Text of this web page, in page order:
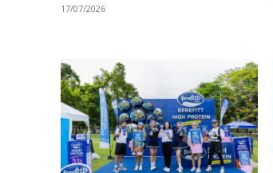
17/07/2026